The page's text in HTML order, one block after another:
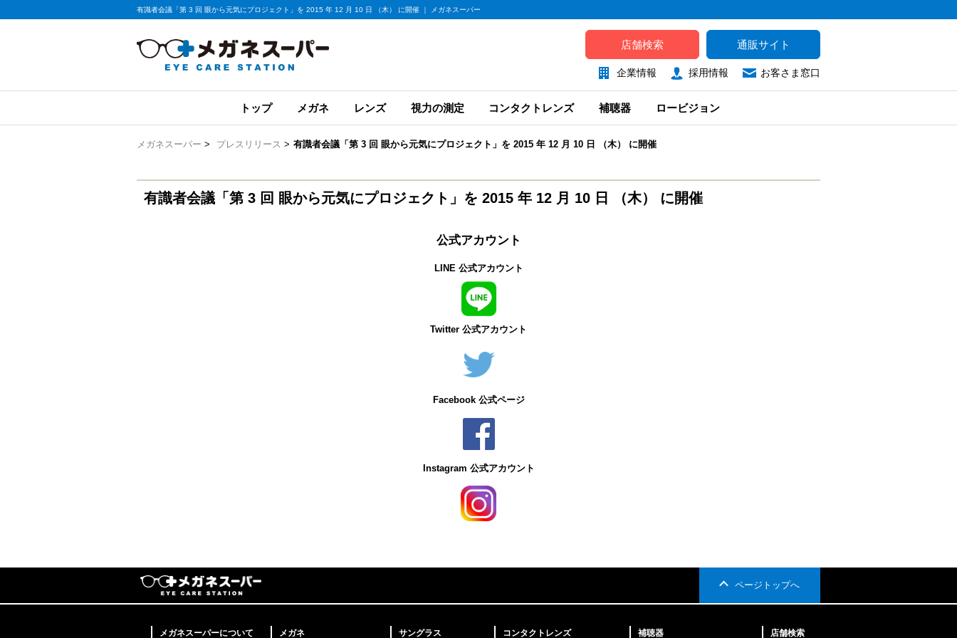
有識者会議「第 3 回 眼から元気にプロジェクト」を 2015 年 12 月 10 日 （木） に開催 ｜ メガネスーパー
店舗検索 通販サイト
企業情報 採用情報 お客さま窓口
トップ メガネ レンズ 視力の測定 コンタクトレンズ 補聴器 ロービジョン
メガネスーパー > プレスリリース > 有識者会議「第 3 回 眼から元気にプロジェクト」を 2015 年 12 月 10 日 （木） に開催
有識者会議「第 3 回 眼から元気にプロジェクト」を 2015 年 12 月 10 日 （木） に開催
公式アカウント
LINE 公式アカウント
Twitter 公式アカウント
Facebook 公式ページ
Instagram 公式アカウント
ページトップへ
メガネスーパーについて メガネ サングラス コンタクトレンズ 補聴器 店舗検索